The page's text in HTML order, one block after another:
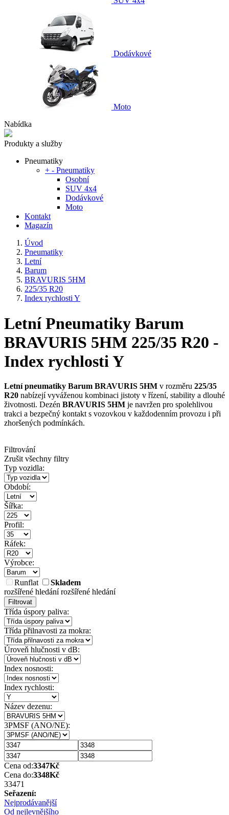
Dodávkové
Moto
Nabídka
Produkty a služby
Pneumatiky
+ - Pneumatiky
Osobní
SUV 4x4
Dodávkové
Moto
Kontakt
Magazín
Úvod
Pneumatiky
Letní
Barum
BRAVURIS 5HM
225/35 R20
Index rychlosti Y
Letní Pneumatiky Barum
BRAVURIS 5HM 225/35 R20 -
Index rychlosti Y
Letní pneumatiky Barum BRAVURIS 5HM v rozměru 225/35
R20 nabízejí vyváženou kombinaci jistoty v řízení, stability a dlouhé
životnosti. Dezén BRAVURIS 5HM je navržen pro spolehlivou
trakci a bezpečný kontakt s vozovkou v každodenním provozu i při
zhoršených podmínkách.
Filtrování
Zrušit všechny filtry
Typ vozidla:
Období:
Šířka:
Profil:
Ráfek:
Výrobce:
Runflat
Skladem
rozšířené hledánírozšířené hledání
Filtrovat
Třída úspory paliva:
Třída přilnavosti za mokra:
Úroveň hlučnosti v dB:
Index nosnosti:
Index rychlosti:
Název dezenu:
3PMSF (ANO/NE):
Cena od:3347Kč
Cena do:3348Kč
33471
Seřazení:
Nejprodávanější
Od nejlevnějšího